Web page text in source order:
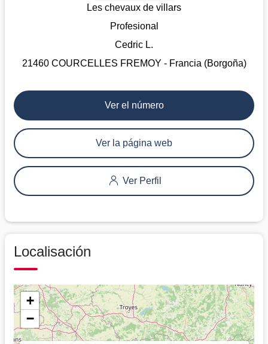
Les chevaux de villars
Profesional
Cedric L.
21460 COURCELLES FREMOY - Francia (Borgoña)
Ver el número
Ver la página web
Ver Perfil
Localisación
+
−